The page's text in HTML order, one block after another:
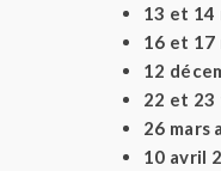
13 et 14
16 et 17
12
22 et
26 mars
10 avril